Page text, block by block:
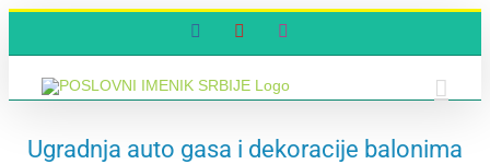
FacebookYouTube
Ugradnja auto gasa i dekoracije balonima